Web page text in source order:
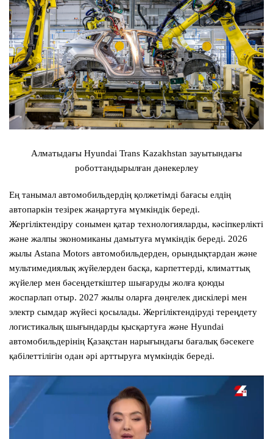
Алматыдағы Hyundai Trans Kazakhstan зауытындағы
роботтандырылған дәнекерлеу
Ең танымал автомобильдердің қолжетімді бағасы елдің
автопаркін тезірек жаңартуға мүмкіндік береді.
Жергіліктендіру сонымен қатар технологияларды, кәсіпкерлікті
және жалпы экономиканы дамытуға мүмкіндік береді. 2026
жылы Astana Motors автомобильдерден, орындықтардан және
мультимедиялық жүйелерден басқа, карпеттерді, климаттық
жүйелер мен бәсеңдеткіштер шығаруды жолға қоюды
жоспарлап отыр. 2027 жылы оларға дөңгелек дискілері мен
электр сымдар жүйесі қосылады. Жергіліктендіруді тереңдету
логистикалық шығындарды қысқартуға және Hyundai
автомобильдерінің Қазақстан нарығындағы бағалық бәсекеге
қабілеттілігін одан әрі арттыруға мүмкіндік береді.